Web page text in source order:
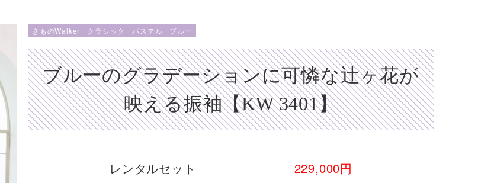
きものWalker クラシック パステル ブルー
ブルーのグラデーションに可憐な辻ヶ花が
映える振袖【KW 3401】
レンタルセット
229,000円